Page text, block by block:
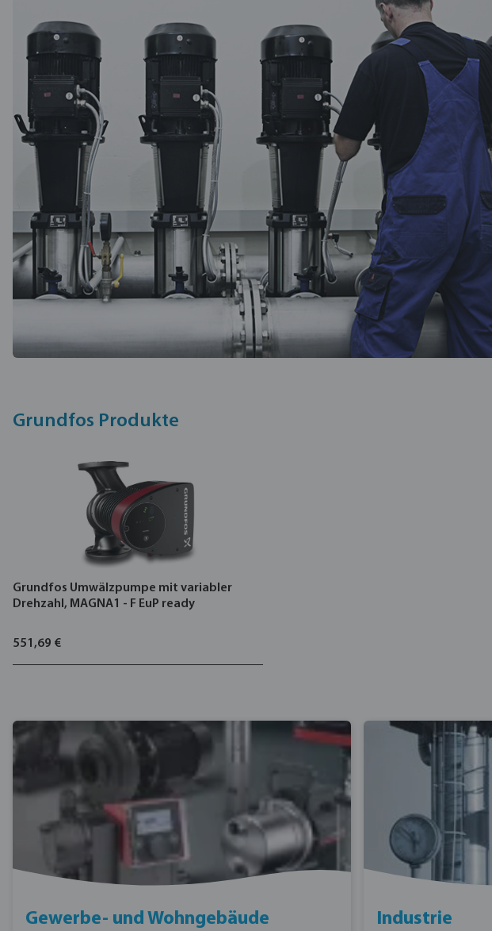
Grundfos Produkte
Grundfos Umwälzpumpe mit variabler
Drehzahl, MAGNA1 - F EuP ready
551,69 €
Gewerbe- und Wohngebäude Industrie